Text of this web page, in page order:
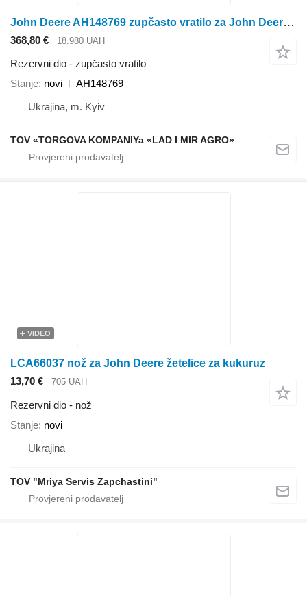
John Deere AH148769 zupčasto vratilo za John Deere žetelice za kukuruz
368,80 € 18.980 UAH
Rezervni dio - zupčasto vratilo
Stanje novi
AH148769
Ukrajina, m. Kyiv
TOV «TORGOVA KOMPANIYa «LAD I MIR AGRO»
VIDEO
LCA66037 nož za John Deere žetelice za kukuruz
13,70 €
705 UAH
Rezervni dio - nož
Stanje novi
Ukrajina
TOV "Mriya Servis Zapchastini"